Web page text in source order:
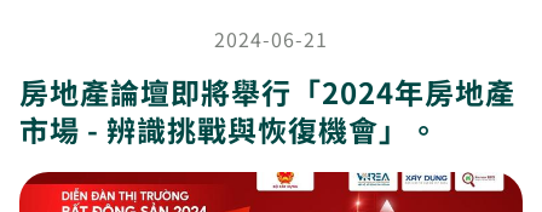
2024-06-21
房地產論壇即將舉行「2024年房地產
市場 - 辨識挑戰與恢復機會」。